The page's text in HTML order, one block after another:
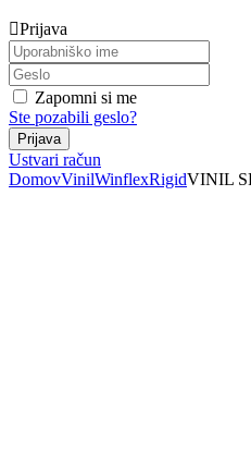
Prijava
Zapomni si me
Ste pozabili geslo?
Ustvari račun
DomovVinilWinflexRigidVINIL